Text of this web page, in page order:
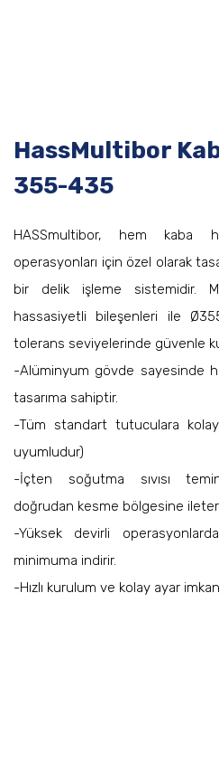
HassMultibor
355-435
HASSmultibor, hem kaba
operasyonları için özel olarak
bir delik işleme sistemidir.
hassasiyetli bileşenleri ile
tolerans seviyelerinde güvenle
-Alüminyum gövde sayesinde
tasarıma sahiptir.
-Tüm standart tutuculara
uyumludur)
-İçten soğutma sıvısı
doğrudan kesme bölgesine
-Yüksek devirli
minimuma indirir.
-Hızlı kurulum ve kolay ayar